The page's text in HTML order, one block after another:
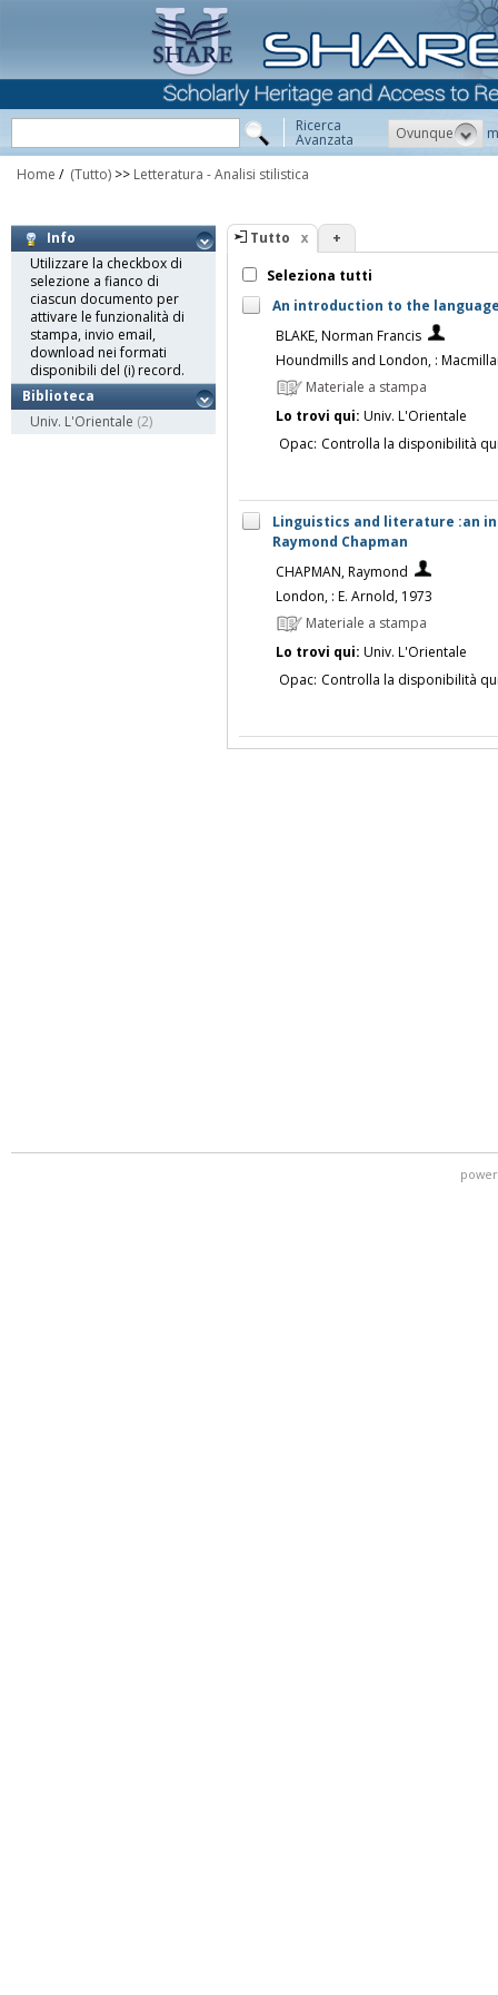
Ricerca
Avanzata Ovunque
Home / (Tutto) >> Letteratura - Analisi stilistica
Info
Utilizzare la checkbox di
selezione a fianco di
ciascun documento per
attivare le funzionalità di
stampa, invio email,
download nei formati
disponibili del (i) record.
Biblioteca
Univ. L'Orientale (2)
Tutto +
Seleziona tutti
An introduction to the
BLAKE, Norman Francis
Houndmills and London, :
Materiale a stampa
Lo trovi qui: Univ. L'Orientale
Opac: Controlla la disponibilità
Linguistics and literature :an
Raymond Chapman
CHAPMAN, Raymond
London, : E. Arnold, 1973
Materiale a stampa
Lo trovi qui: Univ. L'Orientale
Opac: Controlla la disponibilità